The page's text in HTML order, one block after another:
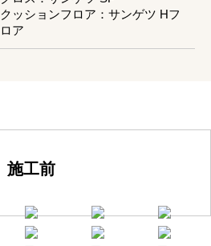
クッションフロア：サンゲツ Hフ
ロア
施工前